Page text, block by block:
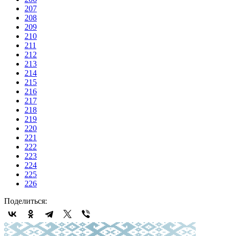
207
208
209
210
211
212
213
214
215
216
217
218
219
220
221
222
223
224
225
226
Поделиться: